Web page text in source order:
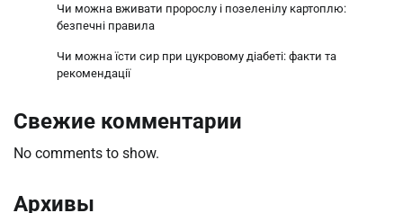
Чи можна вживати пророслу і позеленілу картоплю:
безпечні правила
Чи можна їсти сир при цукровому діабеті: факти та
рекомендації
Свежие комментарии
No comments to show.
Архивы